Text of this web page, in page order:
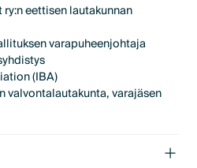
eettisen lautakunnan
varapuheenjohtaja
(IBA)
valvontalautakunta, varajäsen